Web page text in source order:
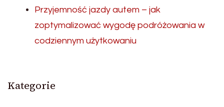
Przyjemność jazdy autem – jak
zoptymalizować wygodę podróżowania w
codziennym użytkowaniu
Kategorie